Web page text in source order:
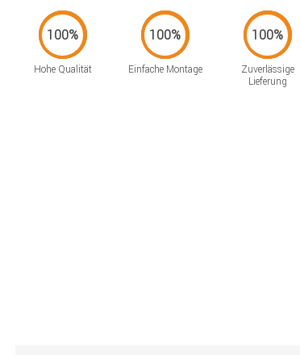
Hohe Qualität Einfache Montage
Zuverlässige
Lieferung